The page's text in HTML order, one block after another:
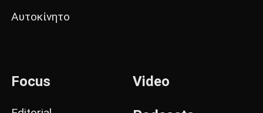
Αυτοκίνητο
Focus Video